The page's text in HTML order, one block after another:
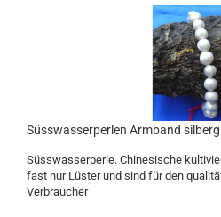
Süsswasserperlen Armband
Süsswasserperle. Chinesische
fast nur Lüster und sind für den
Verbraucher